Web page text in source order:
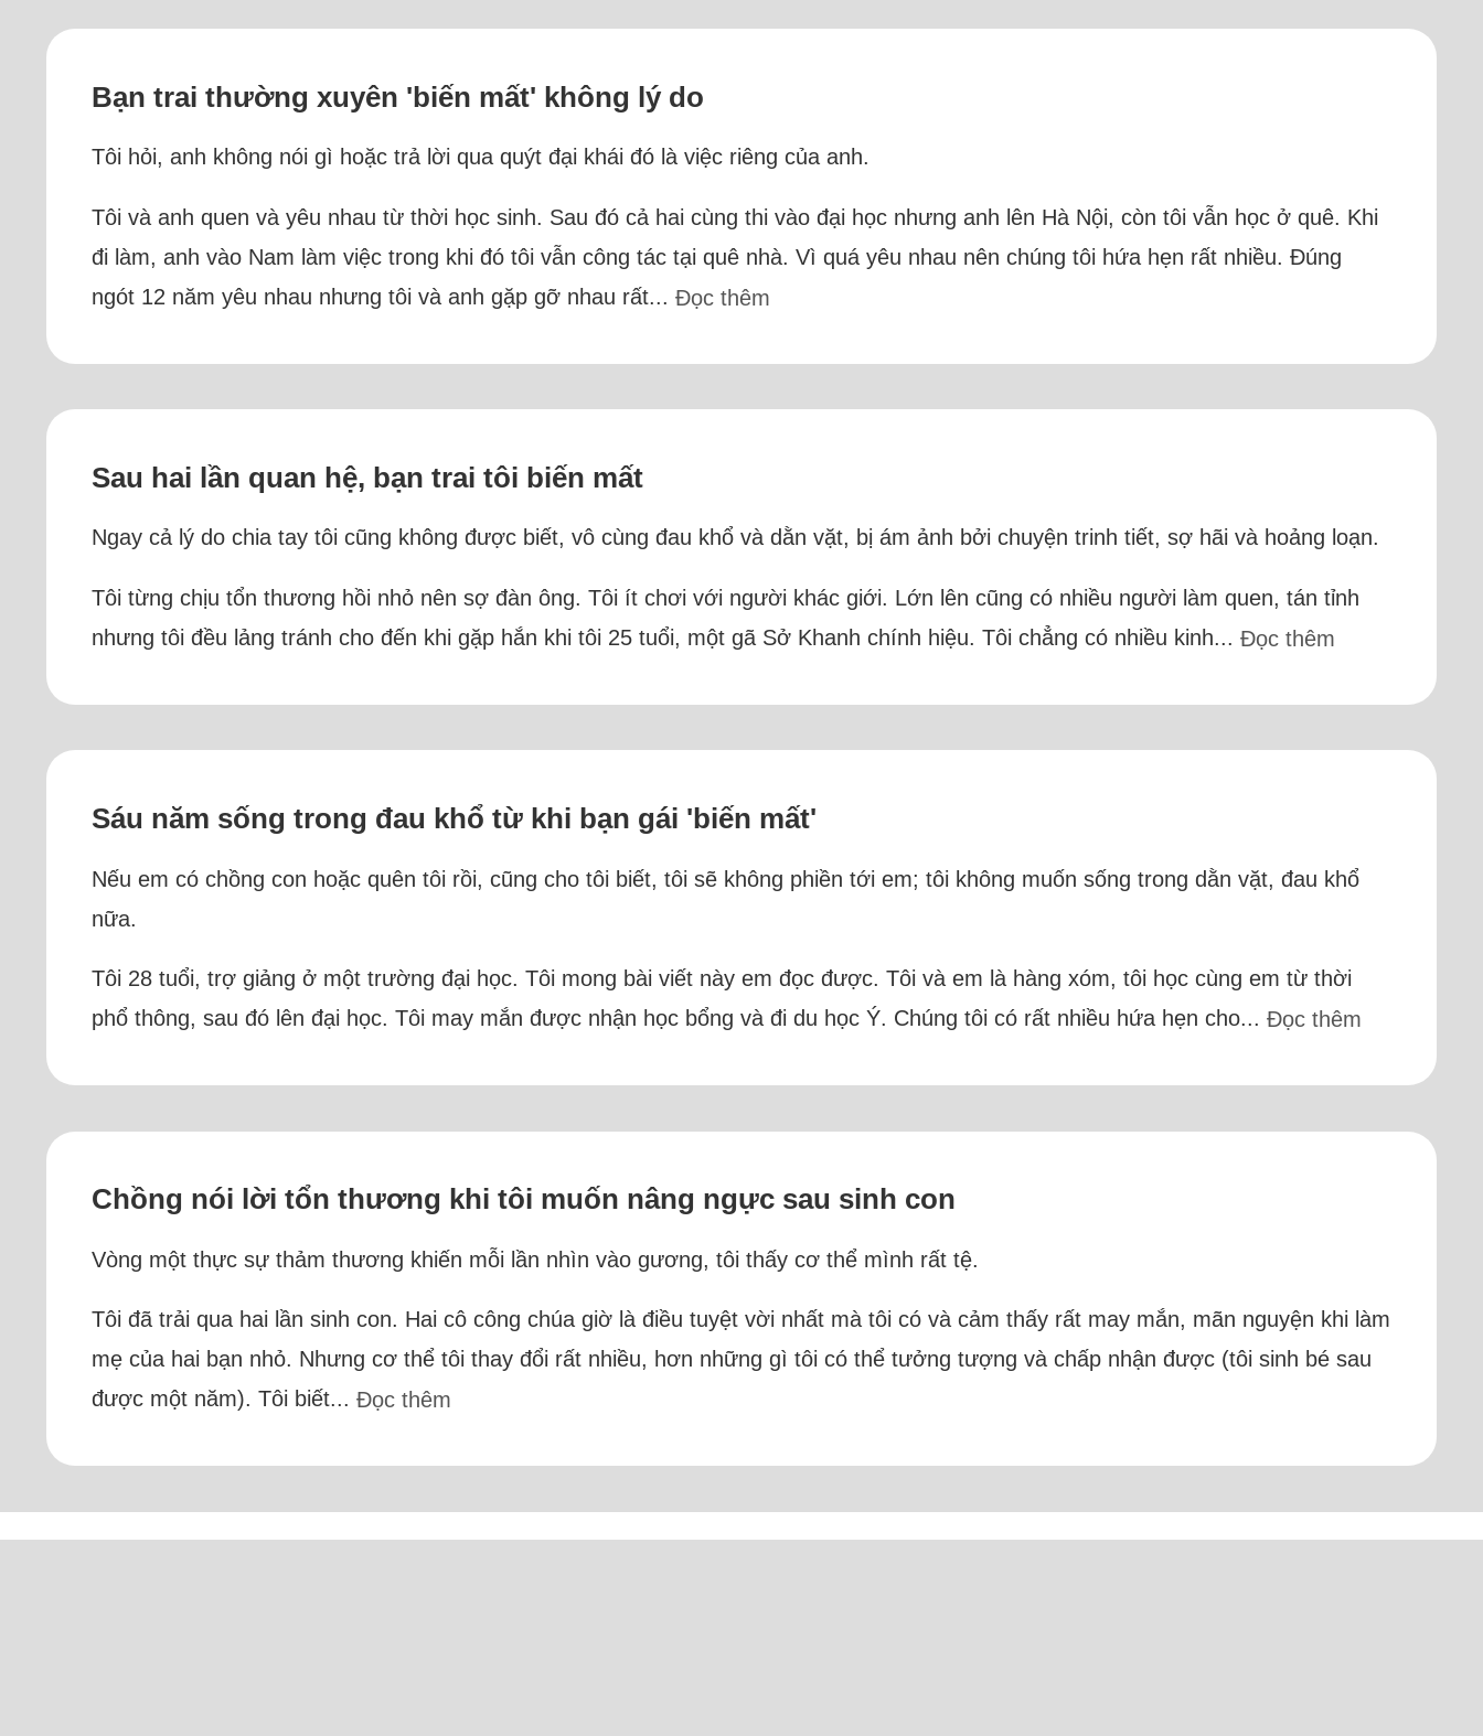
Bạn trai thường xuyên 'biến mất' không lý do
Tôi hỏi, anh không nói gì hoặc trả lời qua quýt đại khái đó là việc riêng của anh.
Tôi và anh quen và yêu nhau từ thời học sinh. Sau đó cả hai cùng thi vào đại học nhưng anh lên Hà Nội, còn tôi vẫn học ở quê. Khi
đi làm, anh vào Nam làm việc trong khi đó tôi vẫn công tác tại quê nhà. Vì quá yêu nhau nên chúng tôi hứa hẹn rất nhiều. Đúng
ngót 12 năm yêu nhau nhưng tôi và anh gặp gỡ nhau rất...Đọc thêm
Sau hai lần quan hệ, bạn trai tôi biến mất
Ngay cả lý do chia tay tôi cũng không được biết, vô cùng đau khổ và dằn vặt, bị ám ảnh bởi chuyện trinh tiết, sợ hãi và hoảng loạn.
Tôi từng chịu tổn thương hồi nhỏ nên sợ đàn ông. Tôi ít chơi với người khác giới. Lớn lên cũng có nhiều người làm quen, tán tỉnh
nhưng tôi đều lảng tránh cho đến khi gặp hắn khi tôi 25 tuổi, một gã Sở Khanh chính hiệu. Tôi chẳng có nhiều kinh...Đọc thêm
Sáu năm sống trong đau khổ từ khi bạn gái 'biến mất'
Nếu em có chồng con hoặc quên tôi rồi, cũng cho tôi biết, tôi sẽ không phiền tới em; tôi không muốn sống trong dằn vặt, đau khổ
nữa.
Tôi 28 tuổi, trợ giảng ở một trường đại học. Tôi mong bài viết này em đọc được. Tôi và em là hàng xóm, tôi học cùng em từ thời
phổ thông, sau đó lên đại học. Tôi may mắn được nhận học bổng và đi du học Ý. Chúng tôi có rất nhiều hứa hẹn cho...Đọc thêm
Chồng nói lời tổn thương khi tôi muốn nâng ngực sau sinh con
Vòng một thực sự thảm thương khiến mỗi lần nhìn vào gương, tôi thấy cơ thể mình rất tệ.
Tôi đã trải qua hai lần sinh con. Hai cô công chúa giờ là điều tuyệt vời nhất mà tôi có và cảm thấy rất may mắn, mãn nguyện khi làm
mẹ của hai bạn nhỏ. Nhưng cơ thể tôi thay đổi rất nhiều, hơn những gì tôi có thể tưởng tượng và chấp nhận được (tôi sinh bé sau
được một năm). Tôi biết...Đọc thêm